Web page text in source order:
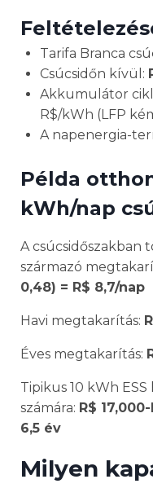
Tarifa Branca
Csúcsidőn kívül:
Akkumulátor
R$/kWh (LFP
A napenergia-
Példa
kWh/nap
A csúcsidőszakban
származó
0,48) = R$ 8,7/nap
Havi megtakarítás:
Éves megtakarítás:
Tipikus 10 kWh
számára: R$
6,5 év
Milyen